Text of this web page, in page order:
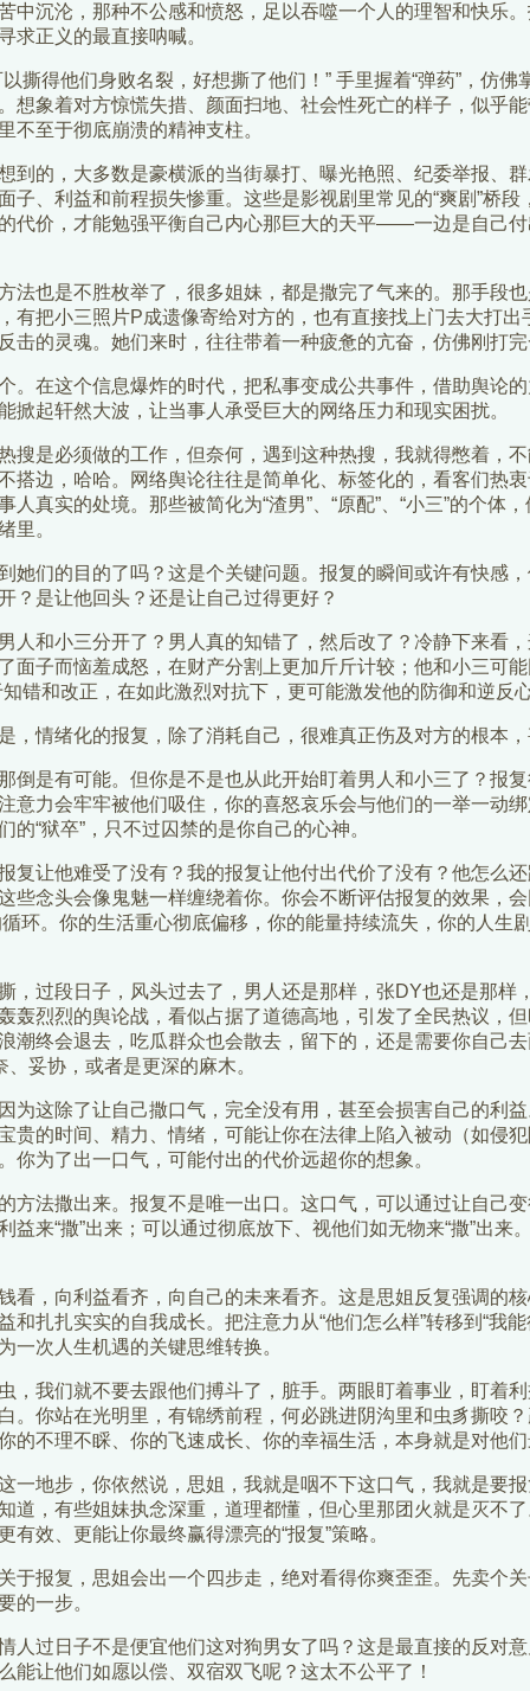
中沉沦，那种不公感和愤怒，足以吞噬一个人的理智和快乐
求正义的最直接呐喊。
撕得他们身败名裂，好想撕了他们！” 手里握着“弹药”，仿
想象着对方惊慌失措、颜面扫地、社会性死亡的样子，似乎
不至于彻底崩溃的精神支柱。
到的，大多数是豪横派的当街暴打、曝光艳照、纪委举报、
子、利益和前程损失惨重。这些是影视剧里常见的“爽剧”桥
代价，才能勉强平衡自己内心那巨大的天平——一边是自己
法也是不胜枚举了，很多姐妹，都是撒完了气来的。那手段
有把小三照片P成遗像寄给对方的，也有直接找上门去大打
击的灵魂。她们来时，往往带着一种疲惫的亢奋，仿佛刚打
。在这个信息爆炸的时代，把私事变成公共事件，借助舆论
掀起轩然大波，让当事人承受巨大的网络压力和现实困扰。
搜是必须做的工作，但奈何，遇到这种热搜，我就得憋着，
搭边，哈哈。网络舆论往往是简单化、标签化的，看客们热
真实的处境。那些被简化为“渣男”、“原配”、“小三”的个体
里。
她们的目的了吗？这是个关键问题。报复的瞬间或许有快感
？是让他回头？还是让自己过得更好？
人和小三分开了？男人真的知错了，然后改了？冷静下来看
面子而恼羞成怒，在财产分割上更加斤斤计较；他和小三可
错和改正，在如此激烈对抗下，更可能激发他的防御和逆反
，情绪化的报复，除了消耗自己，很难真正伤及对方的根本
倒是有可能。但你是不是也从此开始盯着男人和小三了？报
意力会牢牢被他们吸住，你的喜怒哀乐会与他们的一举一动
“狱卒”，只不过囚禁的是你自己的心神。
复让他难受了没有？我的报复让他付出代价了没有？他怎么
些念头会像鬼魅一样缠绕着你。你会不断评估报复的效果，
环。你的生活重心彻底偏移，你的能量持续流失，你的人生
，过段日子，风头过去了，男人还是那样，张DY也还是那样
轰烈烈的舆论战，看似占据了道德高地，引发了全民热议，
潮终会退去，吃瓜群众也会散去，留下的，还是需要你自己
妥协，或者是更深的麻木。
为这除了让自己撒口气，完全没有用，甚至会损害自己的利
贵的时间、精力、情绪，可能让你在法律上陷入被动（如侵
你为了出一口气，可能付出的代价远超你的想象。
方法撒出来。报复不是唯一出口。这口气，可以通过让自己变
来“撒”出来；可以通过彻底放下、视他们如无物来“撒”出来
看，向利益看齐，向自己的未来看齐。这是思姐反复强调的
扎扎实实的自我成长。把注意力从“他们怎么样”转移到“我能
一次人生机遇的关键思维转换。
，我们就不要去跟他们搏斗了，脏手。两眼盯着事业，盯着
。你站在光明里，有锦绣前程，何必跳进阴沟里和虫豸撕咬
的不理不睬、你的飞速成长、你的幸福生活，本身就是对他
一地步，你依然说，思姐，我就是咽不下这口气，我就是要
道，有些姐妹执念深重，道理都懂，但心里那团火就是灭不
效、更能让你最终赢得漂亮的“报复”策略。
于报复，思姐会出一个四步走，绝对看得你爽歪歪。先卖个
的一步。
人过日子不是便宜他们这对狗男女了吗？这是最直接的反对
能让他们如愿以偿、双宿双飞呢？这太不公平了！